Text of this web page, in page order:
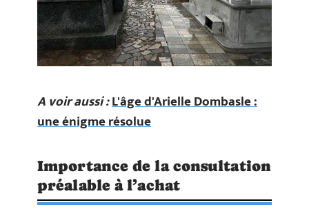
A voir aussi :L'âge d'Arielle Dombasle :
une énigme résolue
Importance de la consultation
préalable à l’achat